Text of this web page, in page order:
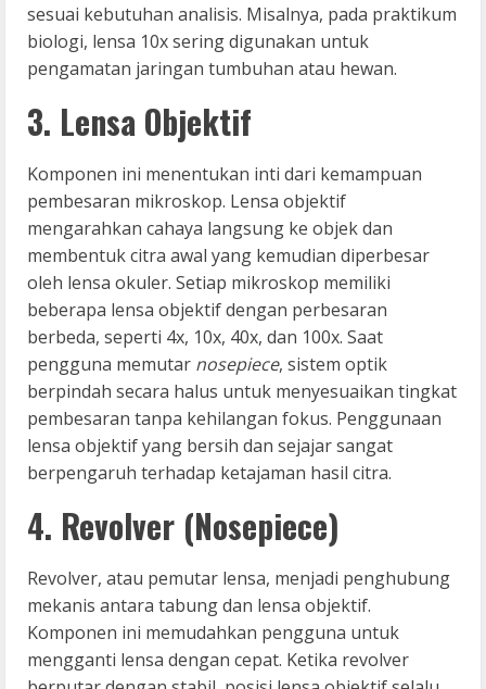
sesuai kebutuhan analisis. Misalnya, pada praktikum
biologi, lensa 10x sering digunakan untuk
pengamatan jaringan tumbuhan atau hewan.
3. Lensa Objektif
Komponen ini menentukan inti dari kemampuan
pembesaran mikroskop. Lensa objektif
mengarahkan cahaya langsung ke objek dan
membentuk citra awal yang kemudian diperbesar
oleh lensa okuler. Setiap mikroskop memiliki
beberapa lensa objektif dengan perbesaran
berbeda, seperti 4x, 10x, 40x, dan 100x. Saat
pengguna memutar nosepiece, sistem optik
berpindah secara halus untuk menyesuaikan tingkat
pembesaran tanpa kehilangan fokus. Penggunaan
lensa objektif yang bersih dan sejajar sangat
berpengaruh terhadap ketajaman hasil citra.
4. Revolver (Nosepiece)
Revolver, atau pemutar lensa, menjadi penghubung
mekanis antara tabung dan lensa objektif.
Komponen ini memudahkan pengguna untuk
mengganti lensa dengan cepat. Ketika revolver